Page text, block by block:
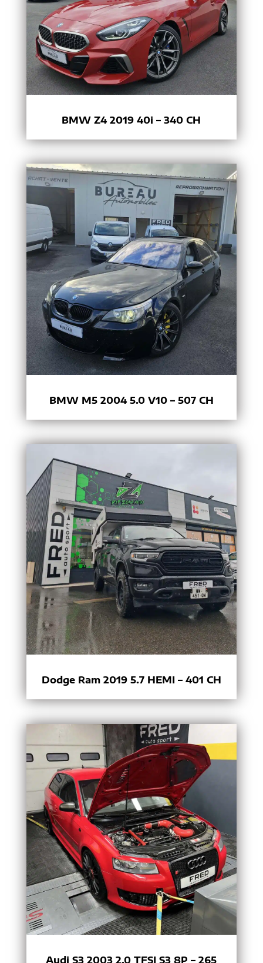
BMW Z4 2019 40i – 340 CH
BMW M5 2004 5.0 V10 – 507 CH
Dodge Ram 2019 5.7 HEMI – 401 CH
Audi S3 2003 2.0 TFSI S3 8P – 265